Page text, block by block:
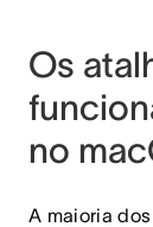
Os
no
A maioria